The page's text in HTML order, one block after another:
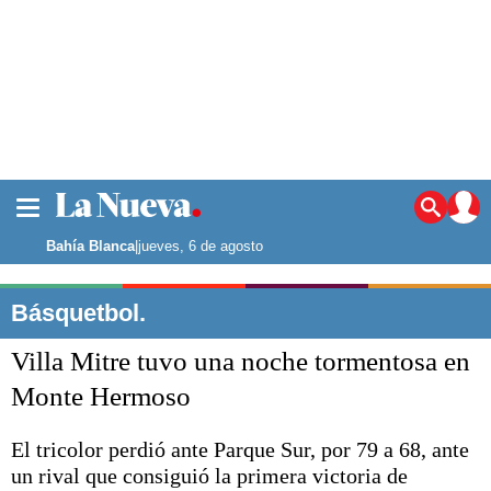
Noticias
La ciudad
Punta Alta
El mundo
Deportes
Escenario Olímpico
Liga del Sur
Bahía Blanca|jueves, 6 de agosto
Básquetbol.
Villa Mitre tuvo una noche tormentosa en
Monte Hermoso
El tricolor perdió ante Parque Sur, por 79 a 68, ante
un rival que consiguió la primera victoria de